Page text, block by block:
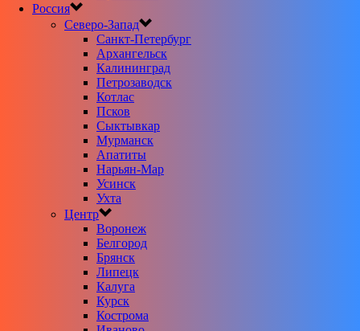
Россия
Северо-Запад
Санкт-Петербург
Архангельск
Калининград
Петрозаводск
Котлас
Псков
Сыктывкар
Мурманск
Апатиты
Нарьян-Мар
Усинск
Ухта
Центр
Воронеж
Белгород
Брянск
Липецк
Калуга
Курск
Кострома